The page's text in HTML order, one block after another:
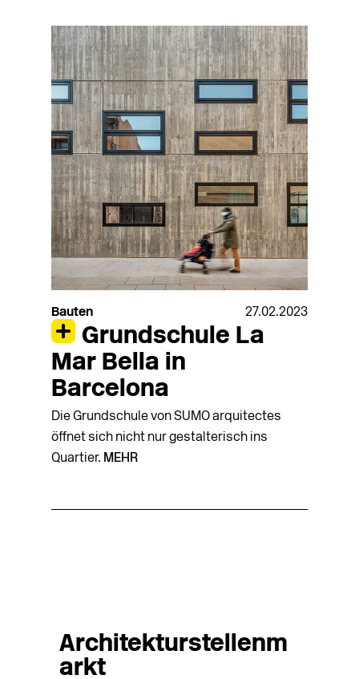
Bauten 27.02.2023
Grundschule La
Mar Bella in
Barcelona
Die Grundschule von SUMO arquitectes
öffnet sich nicht nur gestalterisch ins
Quartier. MEHR
Architekturstellenm
arkt